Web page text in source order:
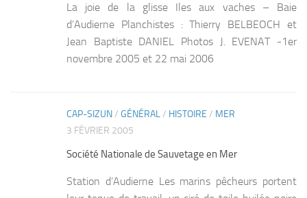
La joie de la glisse Iles aux vaches – Baie
d’Audierne Planchistes : Thierry BELBEOCH et
Jean Baptiste DANIEL Photos J. EVENAT -1er
novembre 2005 et 22 mai 2006
CAP-SIZUN/ GÉNÉRAL/ HISTOIRE / MER
3 FÉVRIER 2005
Société Nationale de Sauvetage en Mer
Station d’Audierne Les marins pêcheurs portent